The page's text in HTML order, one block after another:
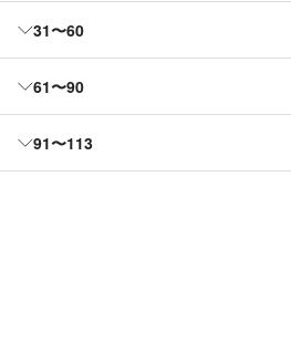
31〜60
61〜90
91〜113